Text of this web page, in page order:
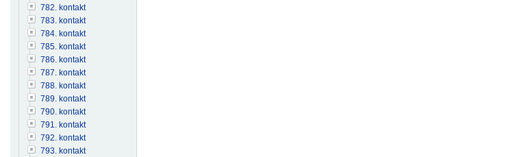
782. kontakt
783. kontakt
784. kontakt
785. kontakt
786. kontakt
787. kontakt
788. kontakt
789. kontakt
790. kontakt
791. kontakt
792. kontakt
793. kontakt